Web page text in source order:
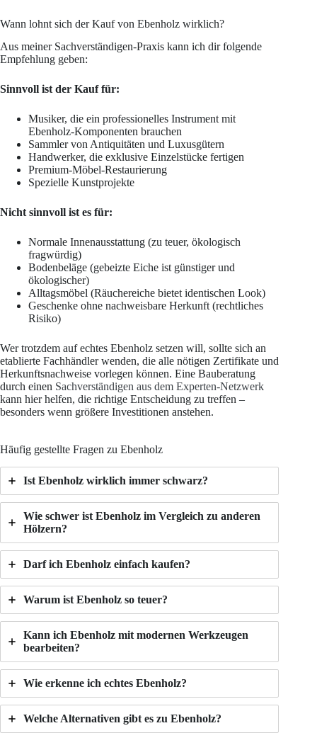
Wann lohnt sich der Kauf von Ebenholz wirklich?
Aus meiner Sachverständigen-Praxis kann ich dir folgende
Empfehlung geben:
Sinnvoll ist der Kauf für:
Musiker, die ein professionelles Instrument mit
Ebenholz-Komponenten brauchen
Sammler von Antiquitäten und Luxusgütern
Handwerker, die exklusive Einzelstücke fertigen
Premium-Möbel-Restaurierung
Spezielle Kunstprojekte
Nicht sinnvoll ist es für:
Normale Innenausstattung (zu teuer, ökologisch
fragwürdig)
Bodenbeläge (gebeizte Eiche ist günstiger und
ökologischer)
Alltagsmöbel (Räuchereiche bietet identischen Look)
Geschenke ohne nachweisbare Herkunft (rechtliches
Risiko)
Wer trotzdem auf echtes Ebenholz setzen will, sollte sich an
etablierte Fachhändler wenden, die alle nötigen Zertifikate und
Herkunftsnachweise vorlegen können. Eine Bauberatung
durch einen Sachverständigen aus dem Experten-Netzwerk
kann hier helfen, die richtige Entscheidung zu treffen –
besonders wenn größere Investitionen anstehen.
Häufig gestellte Fragen zu Ebenholz
Ist Ebenholz wirklich immer schwarz?
Wie schwer ist Ebenholz im Vergleich zu anderen
Hölzern?
Darf ich Ebenholz einfach kaufen?
Warum ist Ebenholz so teuer?
Kann ich Ebenholz mit modernen Werkzeugen
bearbeiten?
Wie erkenne ich echtes Ebenholz?
Welche Alternativen gibt es zu Ebenholz?